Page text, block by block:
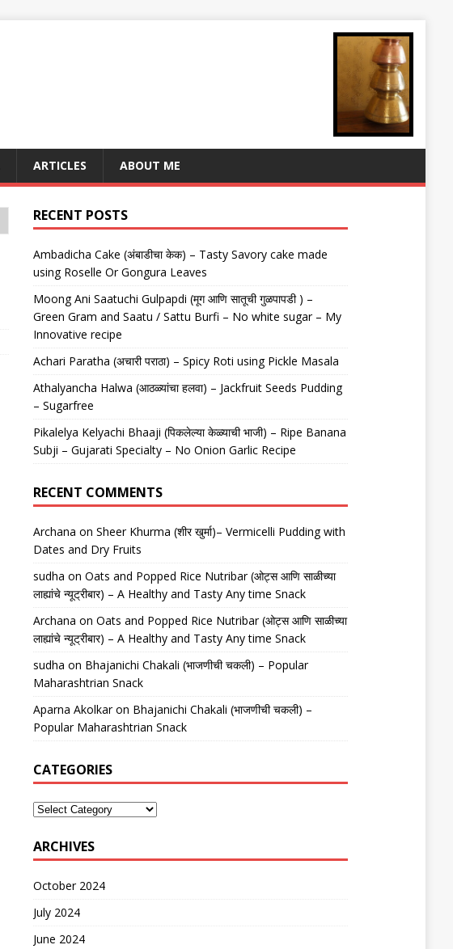
ARTICLES ABOUT ME
RECENT POSTS
Ambadicha Cake (अंबाडीचा केक) – Tasty Savory cake made
using Roselle Or Gongura Leaves
Moong Ani Saatuchi Gulpapdi (मूग आणि सातूची गुळपापडी ) –
Green Gram and Saatu / Sattu Burfi – No white sugar – My
Innovative recipe
Achari Paratha (अचारी पराठा) – Spicy Roti using Pickle Masala
Athalyancha Halwa (आठळ्यांचा हलवा) – Jackfruit Seeds Pudding
– Sugarfree
Pikalelya Kelyachi Bhaaji (पिकलेल्या केळ्याची भाजी) – Ripe Banana
Subji – Gujarati Specialty – No Onion Garlic Recipe
RECENT COMMENTS
Archana onSheer Khurma (शीर खुर्मा)– Vermicelli Pudding with
Dates and Dry Fruits
sudha onOats and Popped Rice Nutribar (ओट्स आणि साळीच्या
लाह्यांचे न्यूट्रीबार) – A Healthy and Tasty Any time Snack
Archana onOats and Popped Rice Nutribar (ओट्स आणि साळीच्या
लाह्यांचे न्यूट्रीबार) – A Healthy and Tasty Any time Snack
sudha on Bhajanichi Chakali (भाजणीची चकली) – Popular
Maharashtrian Snack
Aparna Akolkaron Bhajanichi Chakali (भाजणीची चकली) –
Popular Maharashtrian Snack
CATEGORIES
ARCHIVES
October 2024
July 2024
June 2024